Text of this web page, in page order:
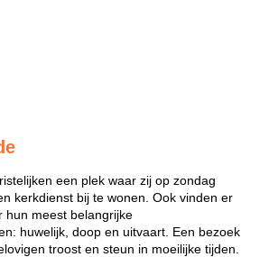
een plek waar zij op zondag
kerkdienst bij te wonen. Ook vinden er
hun meest belangrijke
huwelijk, doop en uitvaart. Een bezoek
troost en steun in moeilijke tijden.